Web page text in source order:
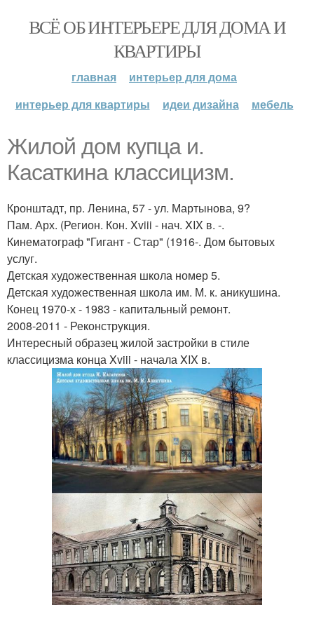
ВСЁ ОБ ИНТЕРЬЕРЕ ДЛЯ ДОМА И
КВАРТИРЫ
главная
интерьер для дома
интерьер для квартиры
идеи дизайна мебель
Жилой дом купца и.
Касаткина классицизм.
Кронштадт, пр. Ленина, 57 - ул. Мартынова, 9?
Пам. Арх. (Регион. Кон. Xviii - нач. XIX в. -.
Кинематограф "Гигант - Стар" (1916-. Дом бытовых
услуг.
Детская художественная школа номер 5.
Детская художественная школа им. М. к. аникушина.
Конец 1970-х - 1983 - капитальный ремонт.
2008-2011 - Реконструкция.
Интересный образец жилой застройки в стиле
классицизма конца Xviii - начала XIX в.